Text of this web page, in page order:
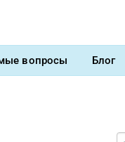
вопросы Блог